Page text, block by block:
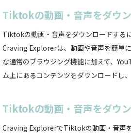
Tiktokの動画・音声をダウ
Tiktokの動画・音声をダウンロードする
Craving Explorerは、動画や音声を簡単
な通常のブラウジング機能に加えて、
ム上にあるコンテンツをダウンロードし
Tiktokの動画・音声をダウ
Craving ExplorerでTiktokの動画・音声